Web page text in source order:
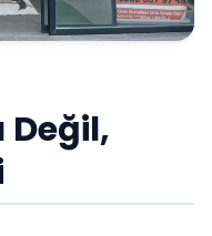
Değil,